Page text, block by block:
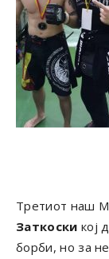
Третиот наш
Заткоски кој
борби, но за